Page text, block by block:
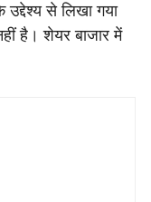
से लिखा गया
है। शेयर बाजार में